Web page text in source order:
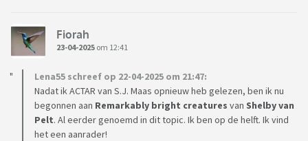
Fiorah
23-04-2025 om 12:41
Lena55 schreef op 22-04-2025 om 21:47:
Nadat ik ACTAR van S.J. Maas opnieuw heb gelezen, ben ik nu
begonnen aan Remarkably bright creatures van Shelby van
Pelt. Al eerder genoemd in dit topic. Ik ben op de helft. Ik vind
het een aanrader!